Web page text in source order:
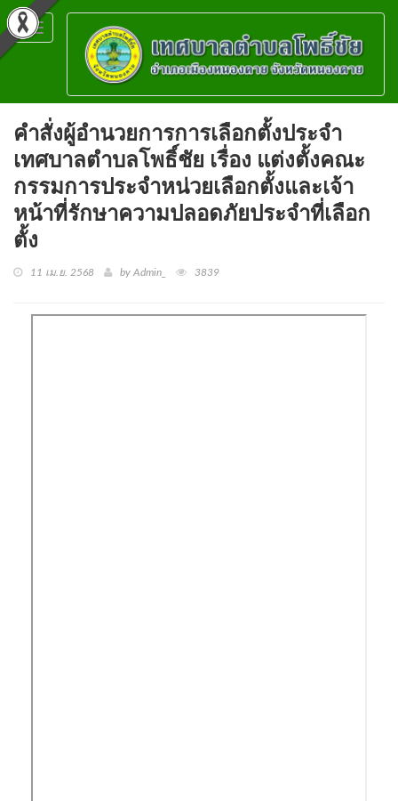
Toggle
navigation
คำสั่งผู้อำนวยการการเลือกตั้งประจำ
เทศบาลตำบลโพธิ์ชัย เรื่อง แต่งตั้งคณะ
กรรมการประจำหน่วยเลือกตั้งและเจ้า
หน้าที่รักษาความปลอดภัยประจำที่เลือก
ตั้ง
11 เม.ย. 2568 by Admin_ 3839